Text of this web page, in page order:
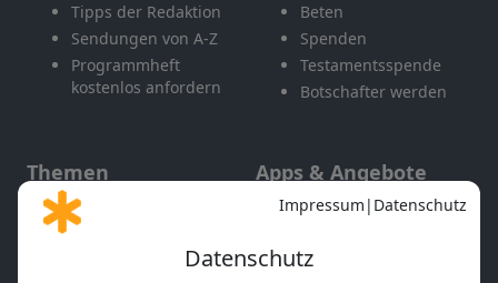
Tipps der Redaktion
Sendungen von A-Z
Programmheft
kostenlos anfordern
Beten
Spenden
Testamentsspende
Botschafter werden
Themen
Gott und Bibel erklärt
Apps & Angebote
Mobile App